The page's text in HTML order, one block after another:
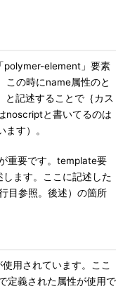
polymer-element」要素
この時にname属性のと
と記述することで｛カス
noscriptと書いてるのは
す）。
重要です。template要
ます。ここに記述した
目参照。後述）の箇所
用されています。ここ
定義された属性が使用で